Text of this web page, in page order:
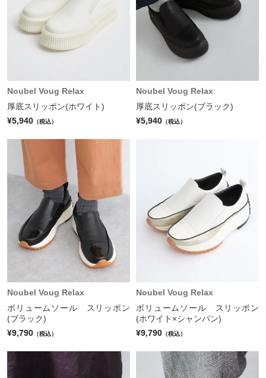
Noubel Voug Relax
厚底スリッポン(ホワイト)
¥5,940 （税込）
Noubel Voug Relax
厚底スリッポン(ブラック)
¥5,940 （税込）
Noubel Voug Relax
ボリュームソール スリッポン
(ブラック)
¥9,790 （税込）
Noubel Voug Relax
ボリュームソール スリッポン
(ホワイト×シャンパン)
¥9,790 （税込）